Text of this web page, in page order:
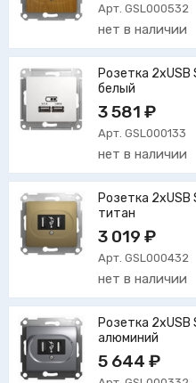
Арт. GSL000532
нет в наличии
Розетка 2xUSB
белый
3 581 ₽
Арт. GSL000133
нет в наличии
Розетка 2xUSB
титан
3 019 ₽
Арт. GSL000432
нет в наличии
Розетка 2xUSB
алюминий
5 644 ₽